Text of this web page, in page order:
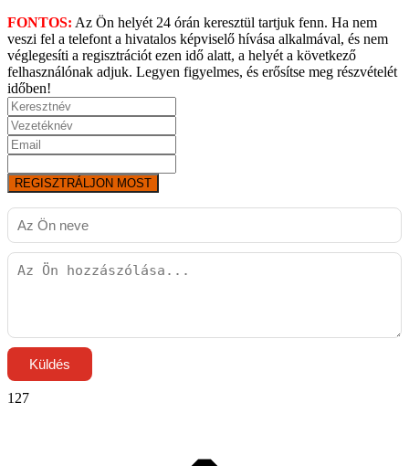
FONTOS: Az Ön helyét 24 órán keresztül tartjuk fenn. Ha nem
veszi fel a telefont a hivatalos képviselő hívása alkalmával, és nem
véglegesíti a regisztrációt ezen idő alatt, a helyét a következő
felhasználónak adjuk. Legyen figyelmes, és erősítse meg részvételét
időben!
REGISZTRÁLJON MOST
Küldés
127